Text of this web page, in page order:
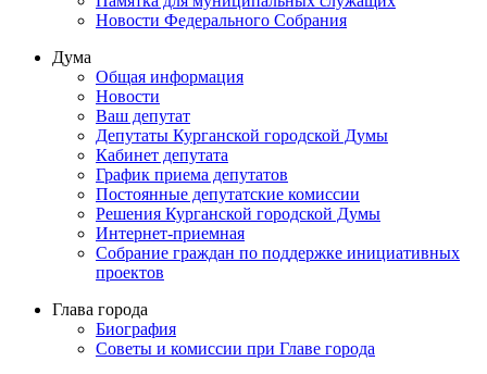
Новости Федерального Cобрания
Дума
Общая информация
Новости
Ваш депутат
Депутаты Курганской городской Думы
Кабинет депутата
График приема депутатов
Постоянные депутатские комиссии
Решения Курганской городской Думы
Интернет-приемная
Собрание граждан по поддержке инициативных
проектов
Глава города
Биография
Советы и комиссии при Главе города